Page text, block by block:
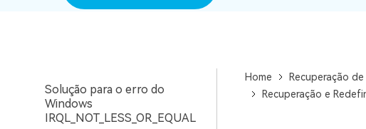
(Windows 7, XP e Vista)
Solução para o erro do
Windows
IRQL_NOT_LESS_OR_EQUAL
Home
Recuperação
Recuperação e